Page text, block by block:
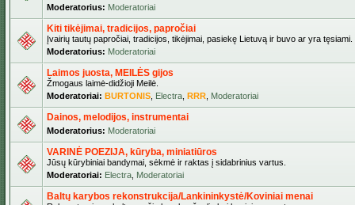
Moderatorius: Moderatoriai
Kiti tikėjimai, tradicijos, papročiai
Įvairių tautų papročiai, tradicijos, tikėjimai, pasiekę Lietuvą ir buvo ar yra tęsiami.
Moderatorius: Moderatoriai
Laimos juosta, MEILĖS gijos
Žmogaus laimė-didžioji Meilė.
Moderatoriai: BURTONIS Electra RRR Moderatoriai
Dainos, melodijos, instrumentai
Moderatorius: Moderatoriai
VARINĖ POEZIJA, kūryba, miniatiūros
Jūsų kūrybiniai bandymai, sėkmė ir raktas į sidabrinius vartus.
Moderatoriai: Electra Moderatoriai
Baltų karybos rekonstrukcija/Lankininkystė/Koviniai menai